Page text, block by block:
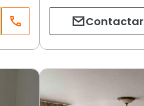
Contactar